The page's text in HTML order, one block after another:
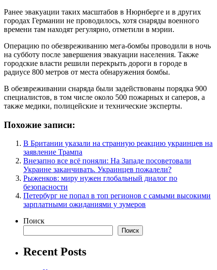
Ранее эвакуации таких масштабов в Нюрнберге и в других
городах Германии не проводилось, хотя снаряды военного
времени там находят регулярно, отметили в мэрии.
Операцию по обезвреживанию мега-бомбы проводили в ночь
на субботу после завершения эвакуации населения. Также
городские власти решили перекрыть дороги в городе в
радиусе 800 метров от места обнаружения бомбы.
В обезвреживании снаряда были задействованы порядка 900
специалистов, в том числе около 500 пожарных и саперов, а
также медики, полицейские и технические эксперты.
Похожие записи:
В Британии указали на странную реакцию украинцев на
заявление Трампа
Внезапно все всё поняли: На Западе посоветовали
Украине заканчивать. Украинцев пожалели?
Рыженков: миру нужен глобальный диалог по
безопасности
Петербург не попал в топ регионов с самыми высокими
зарплатными ожиданиями у зумеров
Поиск
Поиск
Recent Posts